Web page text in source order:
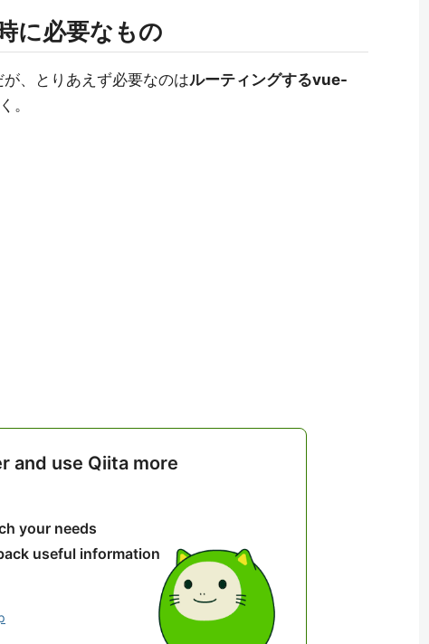
に必要なもの
、とりあえず必要なのはルーティングするvue-
。
and use Qiita more
your needs
useful information